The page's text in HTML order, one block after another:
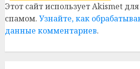
Этот сайт использует Akismet
спамом. Узнайте, как
данные комментариев.